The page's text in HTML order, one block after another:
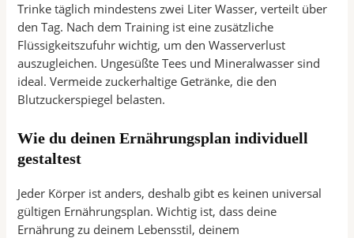
Trinke täglich mindestens zwei Liter Wasser, verteilt über
den Tag. Nach dem Training ist eine zusätzliche
Flüssigkeitszufuhr wichtig, um den Wasserverlust
auszugleichen. Ungesüßte Tees und Mineralwasser sind
ideal. Vermeide zuckerhaltige Getränke, die den
Blutzuckerspiegel belasten.
Wie du deinen Ernährungsplan individuell
gestaltest
Jeder Körper ist anders, deshalb gibt es keinen universal
gültigen Ernährungsplan. Wichtig ist, dass deine
Ernährung zu deinem Lebensstil, deinem